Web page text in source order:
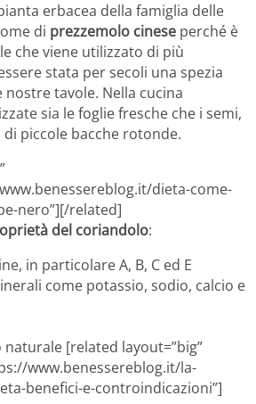
erbacea della famiglia delle
di prezzemolo cinese perché è
che viene utilizzato di più
stata per secoli una spezia
nostre tavole. Nella cucina
sia le foglie fresche che i semi,
di piccole bacche rotonde.
dieta-come-
nero”][/related]
del coriandolo:
in particolare A, B, C ed E
come potassio, sodio, calcio e
[related layout=”big”
www.benessereblog.it/la-
benefici-e-controindicazioni”]